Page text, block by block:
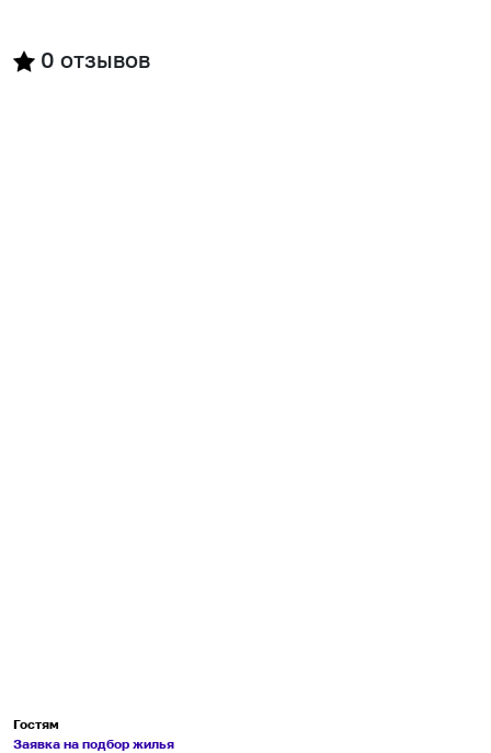
0 отзывов
Гостям
Заявка на подбор жилья